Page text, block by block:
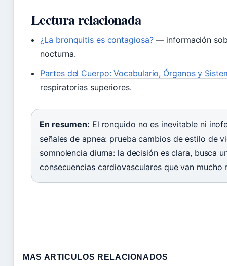
Lectura relacionada
¿La bronquitis es contagiosa?— información
nocturna.
Partes del Cuerpo: Vocabulario, Órganos y
respiratorias superiores.
En resumen: El ronquido no es inevitable ni
señales de apnea: prueba cambios de estilo de
somnolencia diurna: la decisión es clara, busca
consecuencias cardiovasculares que van
MAS ARTICULOS RELACIONADOS